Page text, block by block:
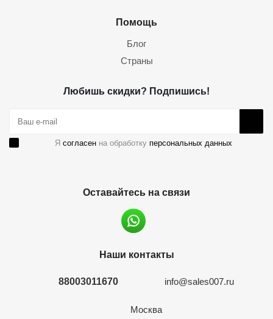
Помощь
Блог
Страны
Любишь скидки? Подпишись!
Я согласен на обработку персональных данных
Оставайтесь на связи
Наши контакты
88003011670 info@sales007.ru
Москва